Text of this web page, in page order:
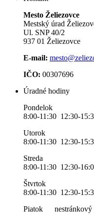
Mesto Želiezovce
Mestský úrad
Ul. SNP 40/2
937 01 Želiezovce
E-mail:
IČO: 00307696
Úradné hodiny
Pondelok
8:00-11:30 12:30-
Utorok
8:00-11:30 12:30-
Streda
8:00-11:30 12:30-
Štvrtok
8:00-11:30 12:30-
Piatok